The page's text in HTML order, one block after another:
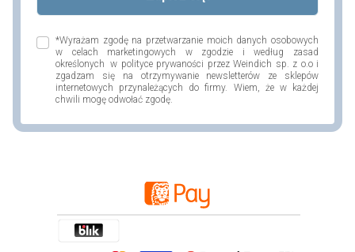
*Wyrażam zgodę na przetwarzanie moich danych osobowych
w celach marketingowych w zgodzie i według zasad
określonych w polityce prywaności przez Weindich sp. z o.o i
zgadzam się na otrzymywanie newsletterów ze sklepów
internetowych przynależących do firmy. Wiem, że w każdej
chwili mogę odwołać zgodę.